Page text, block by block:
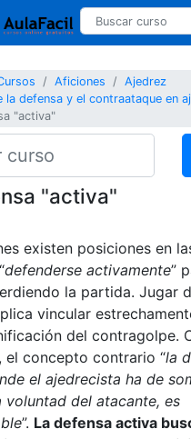
Aficiones
Ajedrez
la defensa y el contraataque en
"activa"
"activa"
existen posiciones en
defenderse activamente”
la partida. Jugar
vincular
del contragolpe.
el concepto contrario “la
el ajedrecista ha de
voluntad del atacante, es
”. La defensa activa